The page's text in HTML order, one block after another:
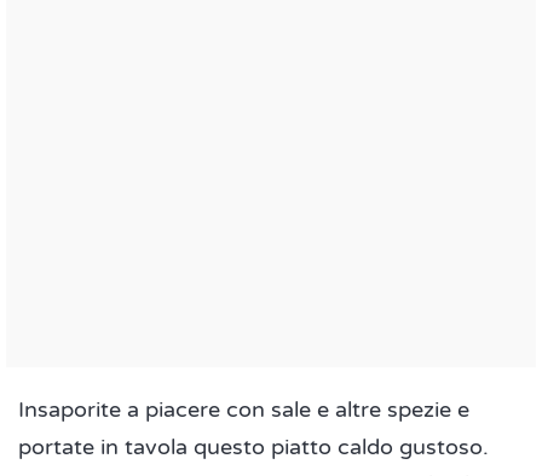
Insaporite a piacere con sale e altre spezie e
portate in tavola questo piatto caldo gustoso.